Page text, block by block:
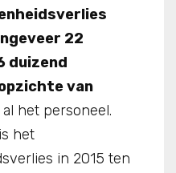
22
duizend
van
het personeel.
het
in 2015 ten